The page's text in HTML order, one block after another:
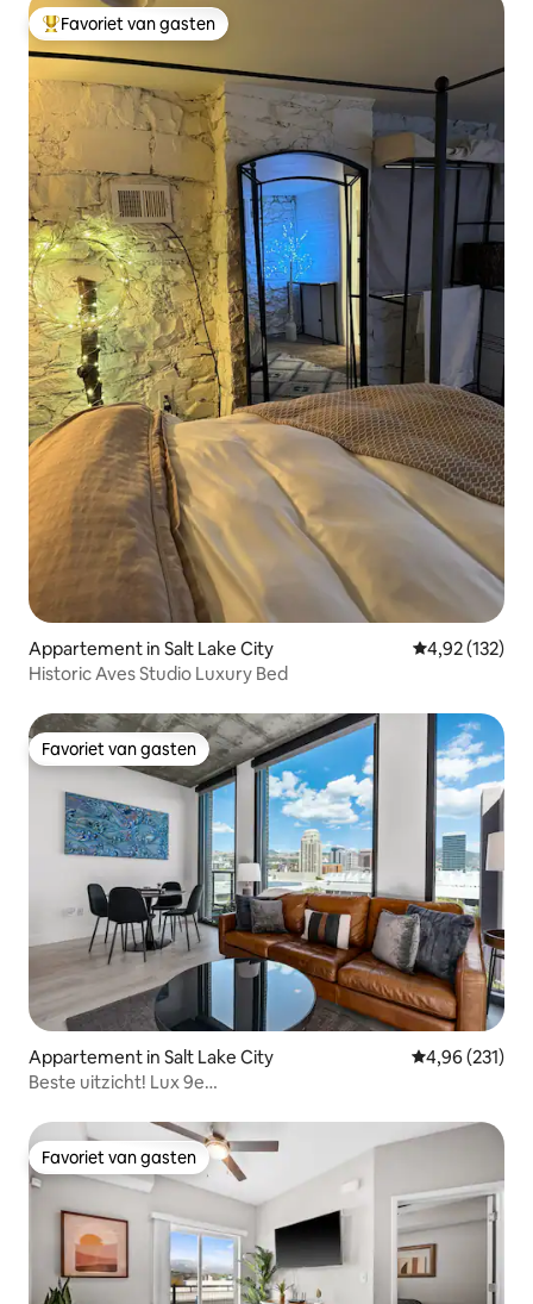
Topfavoriet van gasten
Favoriet van gasten
Appartement in Salt Lake City Gemiddelde
4,92 (132)
Historic Aves Studio Luxury Bed
Favoriet van gasten
Favoriet van gasten
Appartement in Salt Lake City Gemiddelde
4,96 (231)
Beste uitzicht! Lux 9e
Favoriet van gasten
Favoriet van gasten